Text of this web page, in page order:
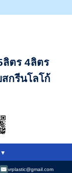
ลิตร 4ลิตร
กรีนโลโก้
vrplastic@gmail.com